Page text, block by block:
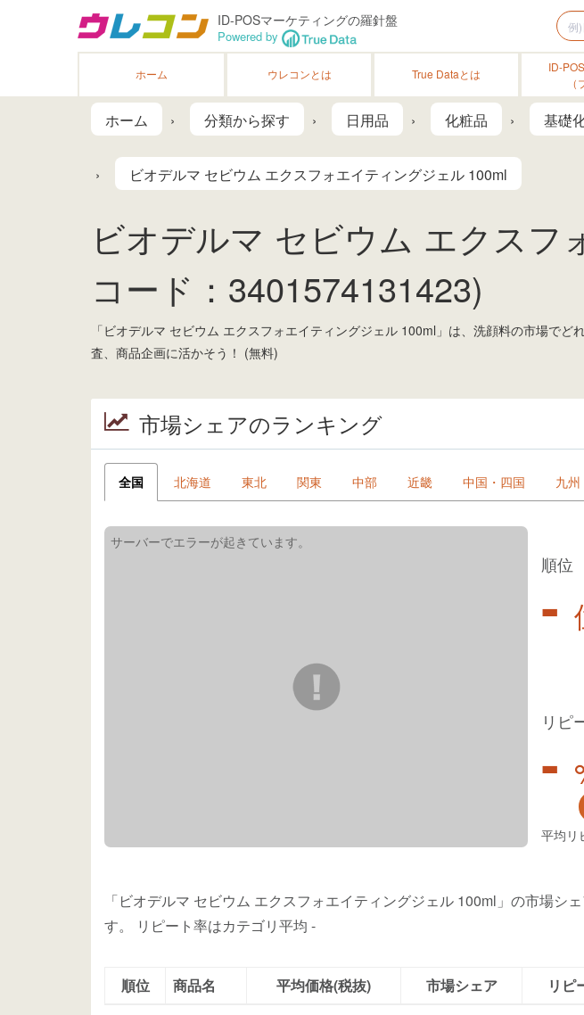
ID-POSマーケティングの羅針盤
Powered by
ホーム ウレコンとは True Dataとは
ID-
（
ホーム 分類から探す 日用品 化粧品 基礎
ビオデルマ セビウム エクスフォエイティングジェル 100ml
ビオデルマ セビウム エクスフ
コード：3401574131423)
「ビオデルマ セビウム エクスフォエイティングジェル 100ml」は、洗顔料の市場で
査、商品企画に活かそう！ (無料)
市場シェアのランキング
全国 北海道 東北 関東 中部 近畿 中国・四国 九州
順位
-
リピ
-
平均リ
「ビオデルマ セビウム エクスフォエイティングジェル 100ml」の市場シェ
す。
リピート率はカテゴリ平均 -
順位 商品名 平均価格(税抜) 市場シェア リピ